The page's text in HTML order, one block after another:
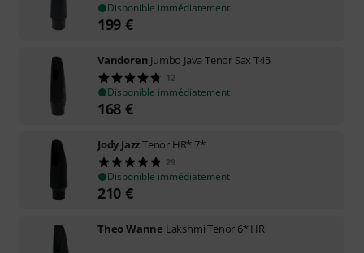
Disponible immédiatement
199 €
Vandoren Jumbo Java Tenor Sax T45
12
Disponible immédiatement
168 €
Jody JazzTenor HR* 7*
29
Disponible immédiatement
210 €
Theo Wanne Lakshmi Tenor 6* HR